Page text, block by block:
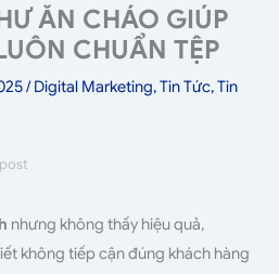
ĂN CHÁO GIÚP
CHUẨN TỆP
/Digital Marketing,Tin Tức,Tin
nhưng không thấy hiệu quả,
không tiếp cận đúng khách hàng